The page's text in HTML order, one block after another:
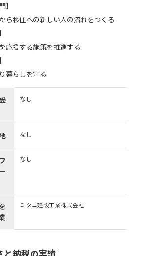
】
ら移住への新しい人の流れをつくる
応援する施策を推進する
暮らしを守る
なし
なし
なし
ミタニ建設工業株式会社
と納税の実績